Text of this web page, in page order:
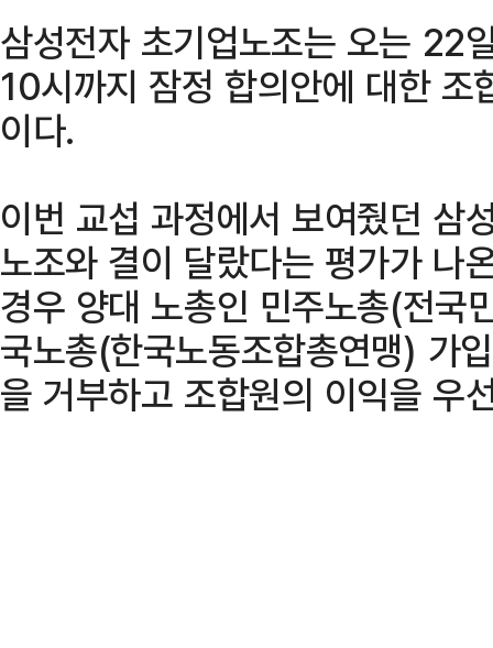
삼성전자 초기업노조는 오는 22
10시까지 잠정 합의안에 대한 조
이다.
이번 교섭 과정에서 보여줬던 삼
노조와 결이 달랐다는 평가가 나
경우 양대 노총인 민주노총(전국
국노총(한국노동조합총연맹) 가
을 거부하고 조합원의 이익을 우